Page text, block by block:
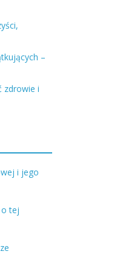
–
zdrowie i
i jego
tej